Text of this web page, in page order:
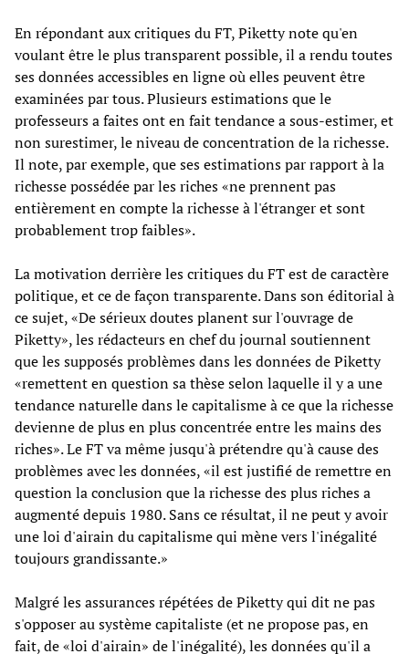
En répondant aux critiques du FT, Piketty note qu'en
voulant être le plus transparent possible, il a rendu toutes
ses données accessibles en ligne où elles peuvent être
examinées par tous. Plusieurs estimations que le
professeurs a faites ont en fait tendance a sous-estimer, et
non surestimer, le niveau de concentration de la richesse.
Il note, par exemple, que ses estimations par rapport à la
richesse possédée par les riches «ne prennent pas
entièrement en compte la richesse à l'étranger et sont
probablement trop faibles».
La motivation derrière les critiques du FT est de caractère
politique, et ce de façon transparente. Dans son éditorial à
ce sujet, «De sérieux doutes planent sur l'ouvrage de
Piketty», les rédacteurs en chef du journal soutiennent
que les supposés problèmes dans les données de Piketty
«remettent en question sa thèse selon laquelle il y a une
tendance naturelle dans le capitalisme à ce que la richesse
devienne de plus en plus concentrée entre les mains des
riches». Le FT va même jusqu'à prétendre qu'à cause des
problèmes avec les données, «il est justifié de remettre en
question la conclusion que la richesse des plus riches a
augmenté depuis 1980. Sans ce résultat, il ne peut y avoir
une loi d'airain du capitalisme qui mène vers l'inégalité
toujours grandissante.»
Malgré les assurances répétées de Piketty qui dit ne pas
s'opposer au système capitaliste (et ne propose pas, en
fait, de «loi d'airain» de l'inégalité), les données qu'il a